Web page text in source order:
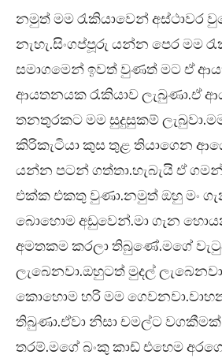
නමුත් මම රැකියාවෙන් අස්ථාවර
නැහැ.සිංගප්පූරු යන්න පෙර මම
සමාගමෙන් ඉවත් වුණත් මට ඒ
ආයතනයක රැකියාව ලැබුණා.ඒ
තනතුරකට මම සුදුසුකම්
කිරිකැටියා කුස තුළ තියාගෙන
යන්න පටන් ගත්තා.හැබැයි ඒ
එක්ක එකතු වුණා.නමුත් ඔහු මං
බොහොම අඩුවෙන්.මා ගැන
අමතකම කරලා තිබුණේ.මගේ
ලැබෙනවා.ඔහුටත් මුදල්
කොහොම හරි මම
තිබුණා.ඒවා නිසා චමල්ට
තරම්.මගේ බංකු කාඩ් එහෙම